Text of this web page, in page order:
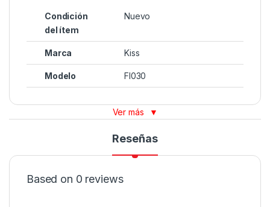
Condición
del ítem
Nuevo
Marca Kiss
Modelo FI030
Ver más ▼
Reseñas
Based on 0 reviews